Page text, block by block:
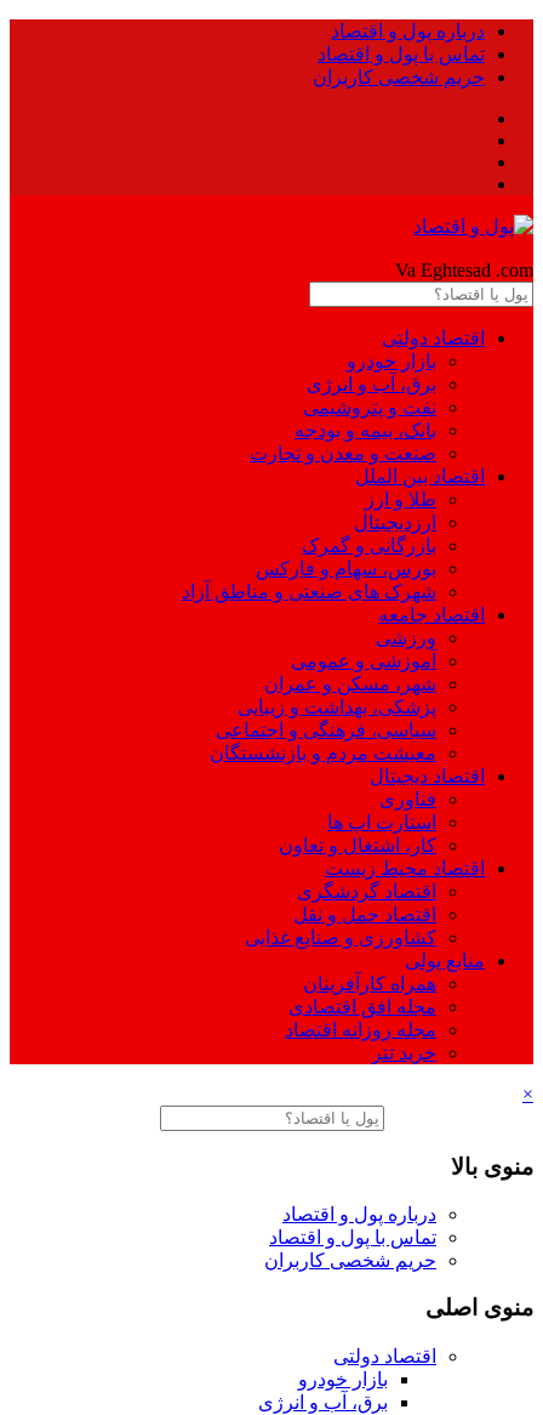
درباره پول و اقتصاد
تماس با پول و اقتصاد
حریم شخصی کاربران
Va Eghtesad .com
اقتصاد دولتی
بازار خودرو
برق، آب و انرژی
نفت و پتروشیمی
بانک، بیمه و بودجه
صنعت و معدن و تجارت
اقتصاد بین الملل
طلا و ارز
ارزدیجیتال
بازرگانی و گمرک
بورس، سهام و فارکس
شهرک های صنعتی و مناطق آزاد
اقتصاد جامعه
ورزشی
آموزشی و عمومی
شهر، مسکن و عمران
پزشکی، بهداشت و زیبایی
سیاسی، فرهنگی و اجتماعی
معیشت مردم و بازنشستگان
اقتصاد دیجیتال
فناوری
استارت اپ ها
کار، اشتغال و تعاون
اقتصاد محیط زیست
اقتصاد گردشگری
اقتصاد حمل و نقل
کشاورزی و صنایع غذایی
منابع پولی
همراه کارآفرینان
مجله افق اقتصادی
مجله روزانه اقتصاد
خرید تتر
×
منوی بالا
درباره پول و اقتصاد
تماس با پول و اقتصاد
حریم شخصی کاربران
منوی اصلی
اقتصاد دولتی
بازار خودرو
برق، آب و انرژی